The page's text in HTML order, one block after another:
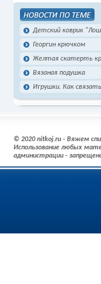
Детский коврик
Георгин крючком
Желтая скатерть
Вязаная подушка
Игрушки. Как
© 2020 nitkoj.ru - Вяжем
Использование любых
администрации -